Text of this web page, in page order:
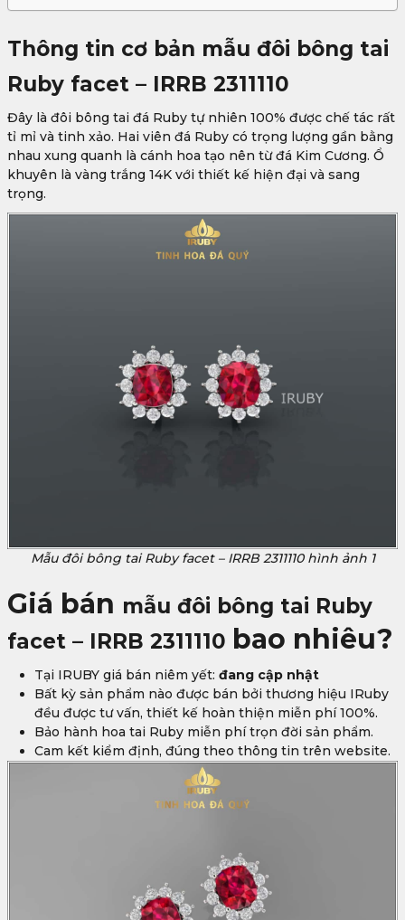
Thông tin cơ bản mẫu đôi bông tai
Ruby facet – IRRB 2311110
Đây là đôi bông tai đá Ruby tự nhiên 100% được chế tác rất
tỉ mỉ và tinh xảo. Hai viên đá Ruby có trọng lượng gần bằng
nhau xung quanh là cánh hoa tạo nên từ đá Kim Cương. Ổ
khuyên là vàng trắng 14K với thiết kế hiện đại và sang
trọng.
Mẫu đôi bông tai Ruby facet – IRRB 2311110 hình ảnh 1
Giá bán mẫu đôi bông tai Ruby
facet – IRRB 2311110 bao nhiêu?
Tại IRUBY giá bán niêm yết: đang cập nhật
Bất kỳ sản phẩm nào được bán bởi thương hiệu IRuby
đều được tư vấn, thiết kế hoàn thiện miễn phí 100%.
Bảo hành hoa tai Ruby miễn phí trọn đời sản phẩm.
Cam kết kiểm định, đúng theo thông tin trên website.